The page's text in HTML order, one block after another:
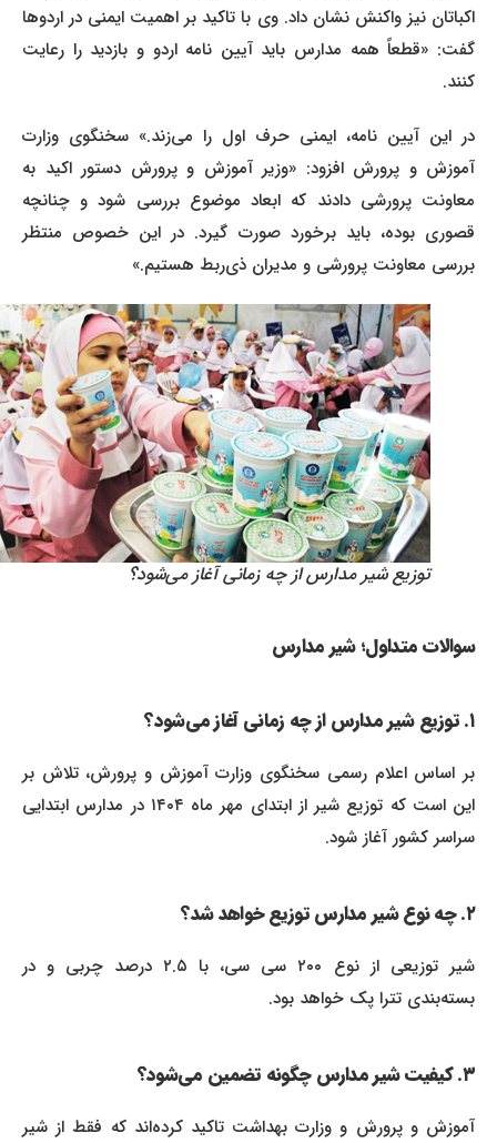
اکباتان نیز واکنش نشان داد. وی با تاکید بر اهمیت ایمنی در اردوها
گفت: «قطعاً همه مدارس باید آیین نامه اردو و بازدید را رعایت
کنند.
در این آیین نامه، ایمنی حرف اول را می‌زند.» سخنگوی وزارت
آموزش و پرورش افزود: «وزیر آموزش و پرورش دستور اکید به
معاونت پرورشی دادند که ابعاد موضوع بررسی شود و چنانچه
قصوری بوده، باید برخورد صورت گیرد. در این خصوص منتظر
بررسی معاونت پرورشی و مدیران ذی‌ربط هستیم.»
توزیع شیر مدارس از چه زمانی آغاز می‌شود؟
سوالات متداول؛ شیر مدارس
بر اساس اعلام رسمی سخنگوی وزارت آموزش و پرورش، تلاش بر
این است که توزیع شیر از ابتدای مهر ماه ۱۴۰۴ در مدارس ابتدایی
سراسر کشور آغاز شود.
شیر توزیعی از نوع ۲۰۰ سی سی، با ۲.۵ درصد چربی و در
بسته‌بندی تترا پک خواهد بود.
آموزش و پرورش و وزارت بهداشت تاکید کرده‌اند که فقط از شیر